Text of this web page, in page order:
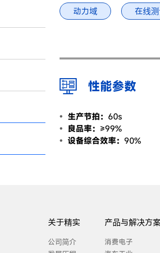
动力域 在线
性能参数
生产节拍： 60s
良品率： ≥99%
设备综合效率： 90%
关于精实
公司简介
产品与解决方
消费电子